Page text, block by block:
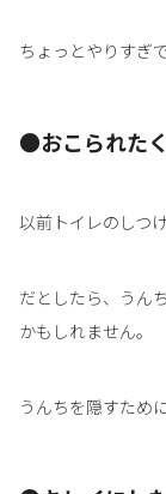
ちょっとやりすぎで
●おこられた
以前トイレのしつ
だとしたら、うん
かもしれません。
うんちを隠すため